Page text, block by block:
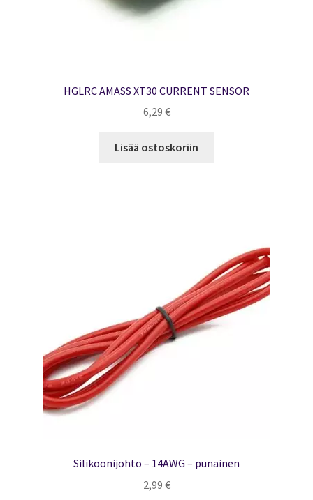
HGLRC AMASS XT30 CURRENT SENSOR
6,29 €
Lisää ostoskoriin
Silikoonijohto – 14AWG – punainen
2,99 €